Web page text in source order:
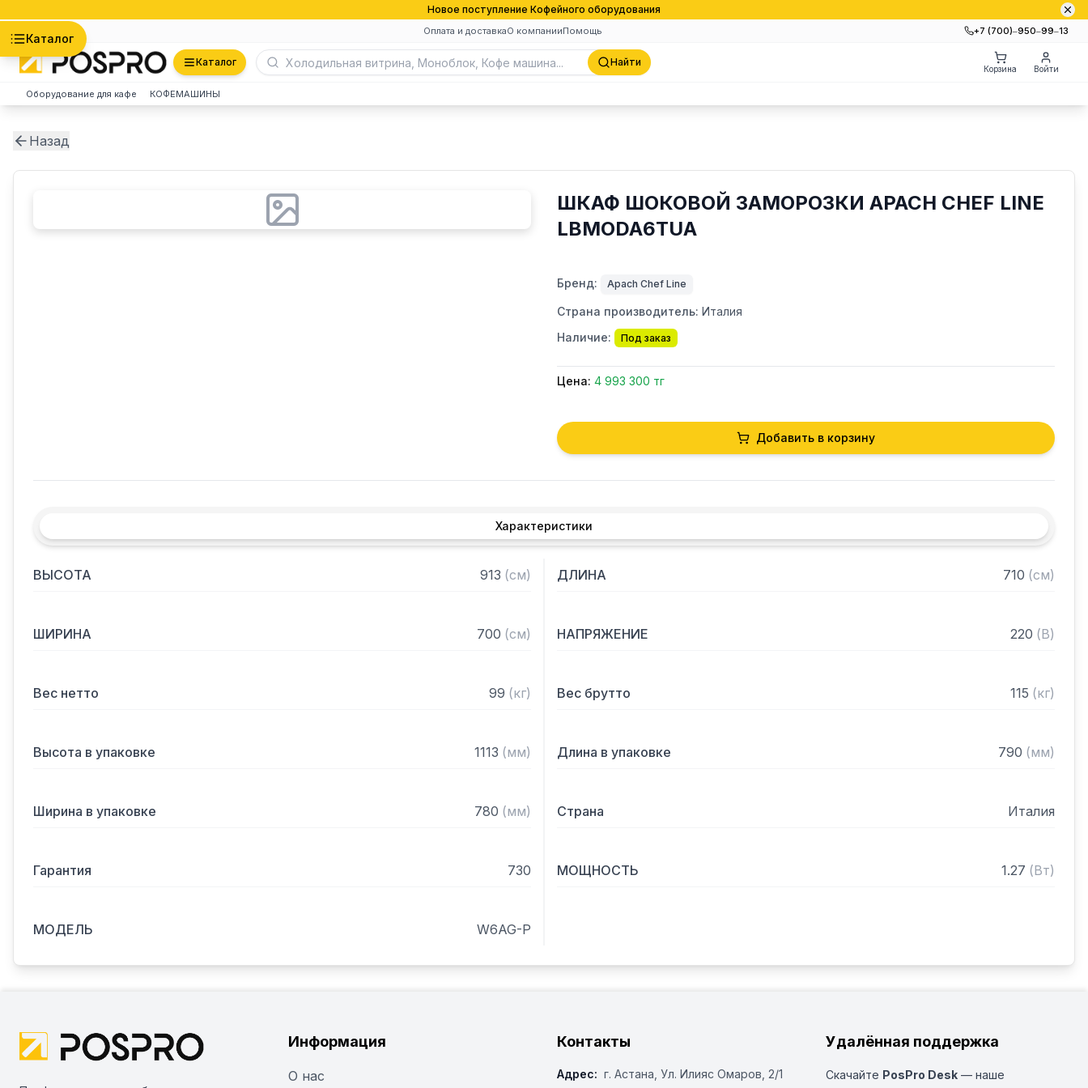
Новое поступление Кофейного оборудования
Оплата и доставкаО компанииПомощь +7 (700)‒950‒99‒13
Каталог
Каталог Найти
Корзина Войти
Оборудование для кафе КОФЕМАШИНЫ
Назад
ШКАФ ШОКОВОЙ ЗАМОРОЗКИ APACH CHEF LINE
LBMODA6TUA
Бренд: Apach Chef Line
Страна производитель: Италия
Наличие:
Под заказ
Цена: 4 993 300 тг
Добавить в корзину
Характеристики
ВЫСОТА 913 (см) ДЛИНА 710 (см)
ШИРИНА 700 (см) НАПРЯЖЕНИЕ 220 (В)
Вес нетто 99 (кг) Вес брутто 115 (кг)
Высота в упаковке 1113 (мм) Длина в упаковке 790 (мм)
Ширина в упаковке 780 (мм) Страна Италия
Гарантия 730 МОЩНОСТЬ 1.27 (Вт)
МОДЕЛЬ W6AG-P
Информация
О нас
Контакты
Адрес: г. Астана, ​Ул. Илияс Омаров, 2/1
Удалённая поддержка
Скачайте PosPro Desk — наше